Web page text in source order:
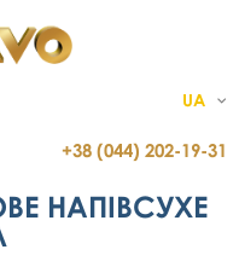
UA
+38 (044) 202-19-31
НАПІВСУХЕ